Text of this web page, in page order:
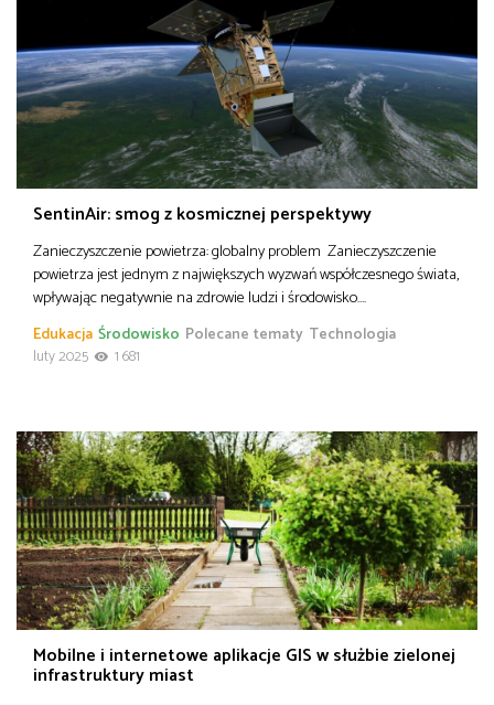
SentinAir: smog z kosmicznej perspektywy
Zanieczyszczenie powietrza: globalny problem Zanieczyszczenie
powietrza jest jednym z największych wyzwań współczesnego świata,
wpływając negatywnie na zdrowie ludzi i środowisko….
Edukacja Polecane tematy
Środowisko
Technologia
luty 2025
1 681
Mobilne i internetowe aplikacje GIS w służbie zielonej
infrastruktury miast